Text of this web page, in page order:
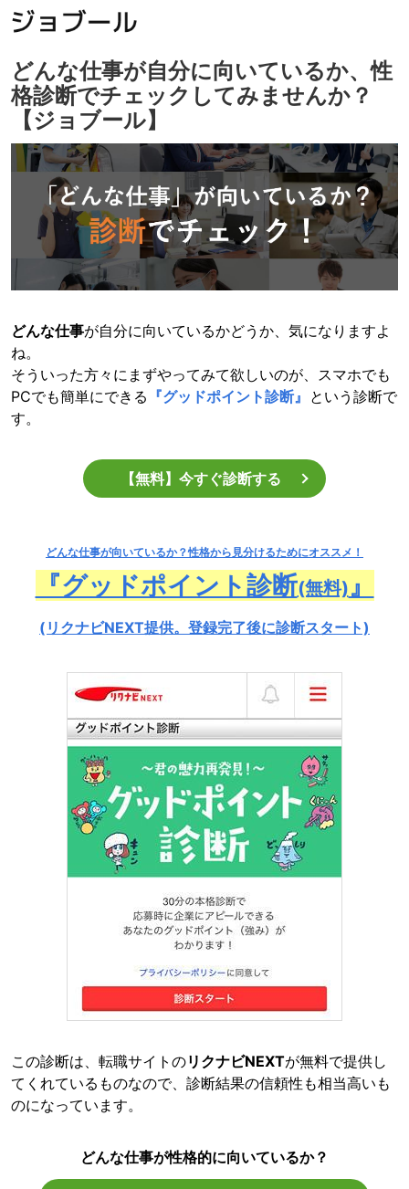
どんな仕事が自分に向いているか、性
格診断でチェックしてみませんか？
【ジョブール】
どんな仕事が自分に向いているかどうか、気になりますよ
ね。
そういった方々にまずやってみて欲しいのが、スマホでも
PCでも簡単にできる 『グッドポイント診断』 という診断で
す。
【無料】今すぐ診断する
どんな仕事が向いているか？性格から見分けるためにオススメ！
『グッドポイント診断(無料)』
(リクナビNEXT提供。登録完了後に診断スタート)
この診断は、転職サイトのリクナビNEXTが無料で提供し
てくれているものなので、診断結果の信頼性も相当高いも
のになっています。
どんな仕事が性格的に向いているか？